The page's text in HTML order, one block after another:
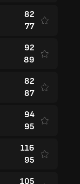
82
77
92
89
82
87
94
95
116
95
105